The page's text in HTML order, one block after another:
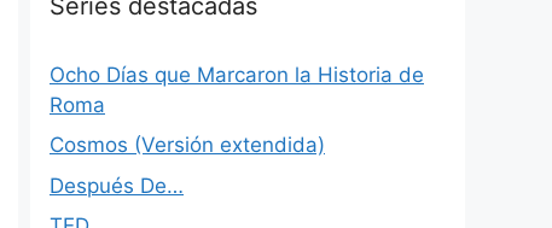
Ocho Días que Marcaron la Historia de
Roma
Cosmos (Versión extendida)
Después De…